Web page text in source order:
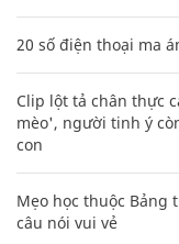
20 số điện thoại ma
Clip lột tả chân thực
mèo', người tinh ý
con
Mẹo học thuộc Bảng
câu nói vui vẻ